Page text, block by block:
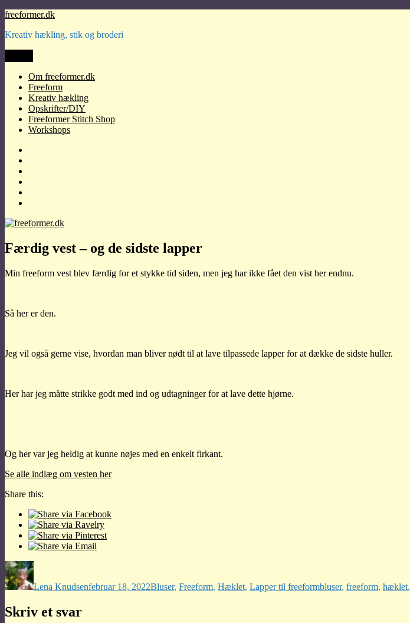
Videre
indhold
freeformer.dk
Kreativ hækling, stik og broderi
Om freeformer.dk
Freeform
Kreativ hækling
Opskrifter/DIY
Freeformer Stitch Shop
Workshops
Færdig vest – og de sidste lapper
Min freeform vest blev færdig for et stykke tid siden, men jeg har ikke fået den vist her endnu.
Så her er den.
Jeg vil også gerne vise, hvordan man bliver nødt til at lave tilpassede lapper for at dække de sidste huller.
Her har jeg måtte strikke godt med ind og udtagninger for at lave dette hjørne.
Og her var jeg heldig at kunne nøjes med en enkelt firkant.
Se alle indlæg om vesten her
Share this:
Forfatter
Lena Knudsenfebruar 18, 2022Bluser, Freeform, Hæklet, Lapper til freeformbluser, freeform, hæklet,
Skriv et svar